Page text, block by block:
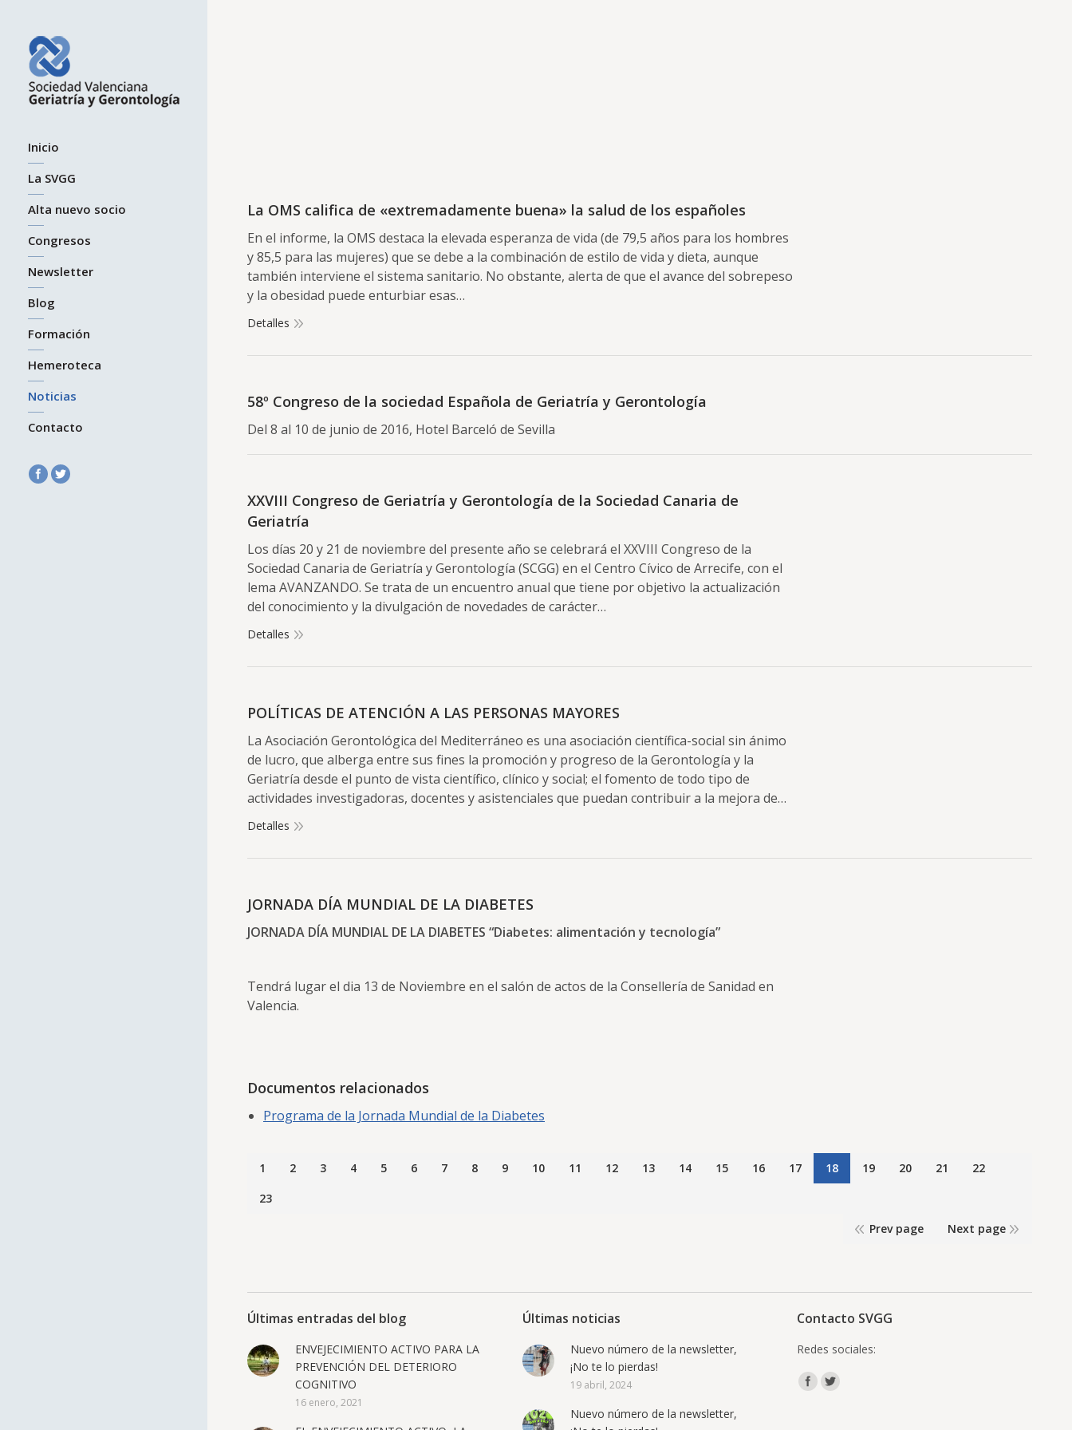
Inicio
La SVGG
Alta nuevo socio
Congresos
Newsletter
Blog
Formación
Hemeroteca
Noticias
Contacto
La OMS califica de «extremadamente buena» la salud de los españoles
En el informe, la OMS destaca la elevada esperanza de vida (de 79,5 años para los hombres
y 85,5 para las mujeres) que se debe a la combinación de estilo de vida y dieta, aunque
también interviene el sistema sanitario. No obstante, alerta de que el avance del sobrepeso
y la obesidad puede enturbiar esas…
Detalles
58º Congreso de la sociedad Española de Geriatría y Gerontología
Del 8 al 10 de junio de 2016, Hotel Barceló de Sevilla
XXVIII Congreso de Geriatría y Gerontología de la Sociedad Canaria de
Geriatría
Los días 20 y 21 de noviembre del presente año se celebrará el XXVIII Congreso de la
Sociedad Canaria de Geriatría y Gerontología (SCGG) en el Centro Cívico de Arrecife, con el
lema AVANZANDO. Se trata de un encuentro anual que tiene por objetivo la actualización
del conocimiento y la divulgación de novedades de carácter…
Detalles
POLÍTICAS DE ATENCIÓN A LAS PERSONAS MAYORES
La Asociación Gerontológica del Mediterráneo es una asociación científica-social sin ánimo
de lucro, que alberga entre sus fines la promoción y progreso de la Gerontología y la
Geriatría desde el punto de vista científico, clínico y social; el fomento de todo tipo de
actividades investigadoras, docentes y asistenciales que puedan contribuir a la mejora de…
Detalles
JORNADA DÍA MUNDIAL DE LA DIABETES
JORNADA DÍA MUNDIAL DE LA DIABETES “Diabetes: alimentación y tecnología”
Tendrá lugar el dia 13 de Noviembre en el salón de actos de la Consellería de Sanidad en
Valencia.
Documentos relacionados
Programa de la Jornada Mundial de la Diabetes
1 2 3 4 5 6 7 8 9 10 11 12 13 14 15 16 17 18 19 20 21
22
23
Prev page
Next page
Últimas entradas del blog
ENVEJECIMIENTO ACTIVO PARA LA
PREVENCIÓN DEL DETERIORO
COGNITIVO
16 enero, 2021
Últimas noticias
Nuevo número de la newsletter,
¡No te lo pierdas!
19 abril, 2024
Nuevo número de la newsletter,
Contacto SVGG
Redes sociales:
Encuéntranos en: